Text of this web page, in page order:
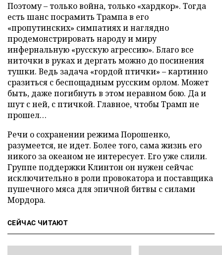
Поэтому – только война, только «хардкор». Тогда
есть шанс посрамить Трампа в его
«пропутинских» симпатиях и наглядно
продемонстрировать народу и миру
инфернальную «русскую агрессию». Благо все
ниточки в руках и дергать можно до посинения
тушки. Ведь задача «гордой птички» – картинно
сразиться с беспощадным русским орлом. Может
быть, даже погибнуть в этом неравном бою. Да и
шут с ней, с птичкой. Главное, чтобы Трамп не
прошел…
Речи о сохранении режима Порошенко,
разумеется, не идет. Более того, сама жизнь его
никого за океаном не интересует. Его уже слили.
Группе поддержки Клинтон он нужен сейчас
исключительно в роли провокатора и поставщика
пушечного мяса для эпичной битвы с силами
Мордора.
СЕЙЧАС ЧИТАЮТ